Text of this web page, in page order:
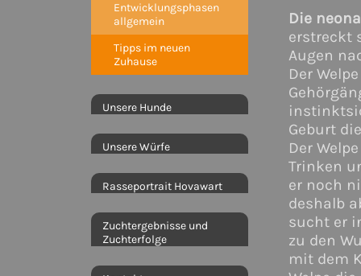
Entwicklungsphasen
allgemein
Tipps im neuen
Zuhause
Unsere Hunde
Unsere Würfe
Rasseportrait Hovawart
Zuchtergebnisse und
Zuchterfolge
Die
erstreckt
Augen
Der
Geburt
Der
Trinken
er noch
deshalb
sucht er
zu den
mit dem